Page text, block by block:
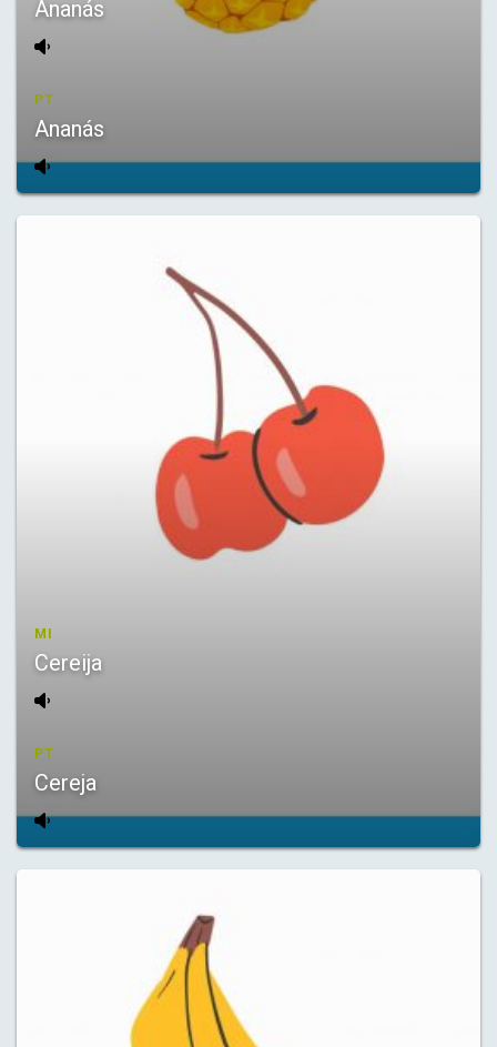
Ananás
PT
Ananás
MI
Cereija
PT
Cereja